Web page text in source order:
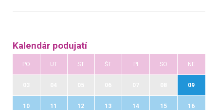
Kalendár podujatí
PO UT ST ŠT PI SO NE
09
10 11 12 13 14 15 16